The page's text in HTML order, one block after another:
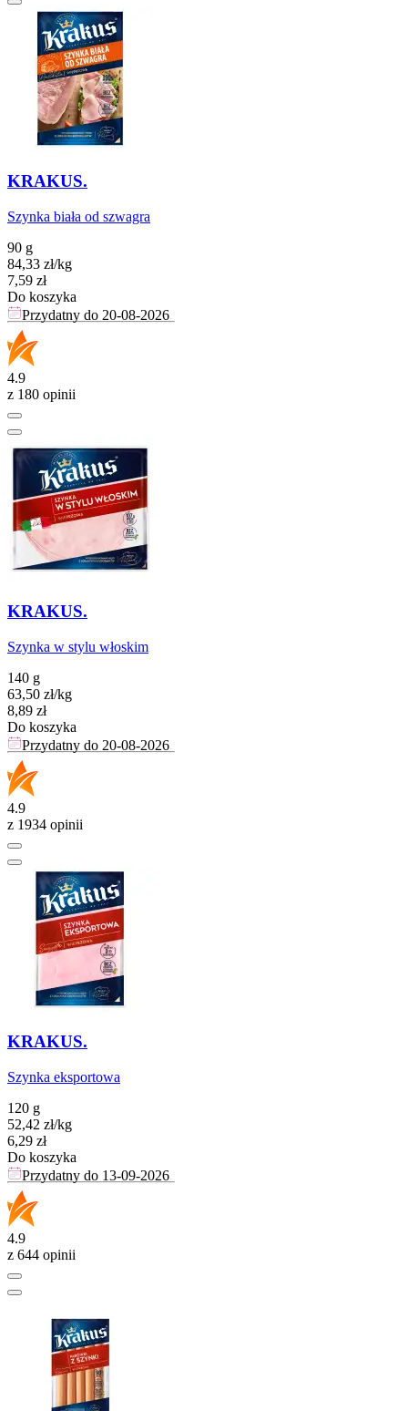
KRAKUS.
Szynka biała od szwagra
90 g
84,33 zł/kg
Cena
7,59 zł
Do koszyka
Przydatny do 20-08-2026
4.9
z 180 opinii
KRAKUS.
Szynka w stylu włoskim
140 g
63,50 zł/kg
Cena
8,89 zł
Do koszyka
Przydatny do 20-08-2026
4.9
z 1934 opinii
KRAKUS.
Szynka eksportowa
120 g
52,42 zł/kg
Cena
6,29 zł
Do koszyka
Przydatny do 13-09-2026
4.9
z 644 opinii